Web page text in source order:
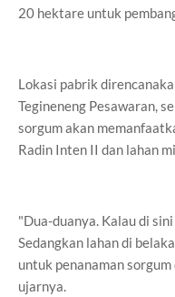
20 hektare untuk
Lokasi pabrik
Tegineneng Pesawaran,
sorgum akan
Radin Inten II dan lahan
"Dua-duanya. Kalau di
Sedangkan lahan di
untuk penanaman
ujarnya.